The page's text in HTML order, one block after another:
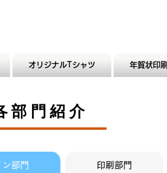
オリジナルTシャツ 年賀状印刷
部門紹介
部門 印刷部門